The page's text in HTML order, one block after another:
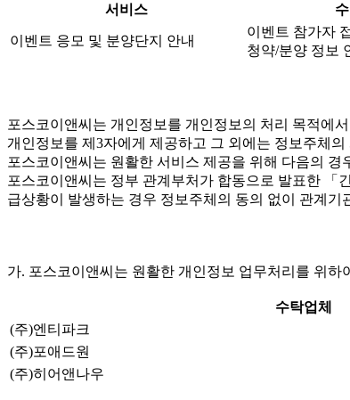
서비스
이벤트 응모 및 분양단지 안내
이벤트 참가자
청약/분양 정보
포스코이앤씨는 개인정보를 개인정보의 처리 목적에
개인정보를 제3자에게 제공하고 그 외에는 정보주체
포스코이앤씨는 원활한 서비스 제공을 위해 다음의
포스코이앤씨는 정부 관계부처가 합동으로 발표한 「
급상황이 발생하는 경우 정보주체의 동의 없이 관계기
가. 포스코이앤씨는 원활한 개인정보 업무처리를 위
수탁업체
(주)엔티파크
(주)포애드원
(주)히어앤나우